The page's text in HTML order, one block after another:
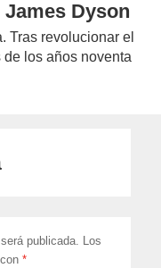
Dyson
Tras revolucionar el
los años noventa
publicada. Los
con*